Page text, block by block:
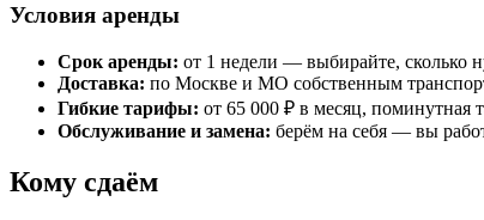
Условия аренды
Срок аренды: от 1 недели — выбирайте, сколько
Доставка: по Москве и МО собственным
Гибкие тарифы: от 65 000 ₽ в месяц, поминутная
Обслуживание и замена: берём на себя — вы
Кому сдаём